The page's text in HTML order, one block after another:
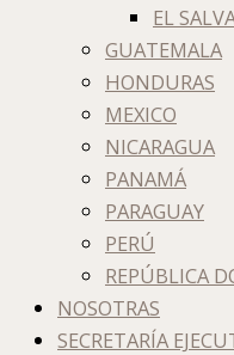
EL
GUATEMALA
HONDURAS
MEXICO
NICARAGUA
PANAMÁ
PARAGUAY
PERÚ
REPÚBLICA
NOSOTRAS
SECRETARÍA